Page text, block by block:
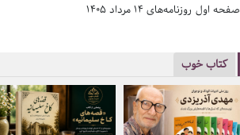
صفحه اول روزنامه‌های 14 مرداد 1405
کتاب خوب